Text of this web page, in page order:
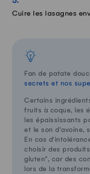
Cuire les lasagnes
Fan de patate
secrets et nos
Certains
fruits à coque, les
les épaississants
et le son d'avoine,
En cas
choisir des
gluten", car des
lors de la